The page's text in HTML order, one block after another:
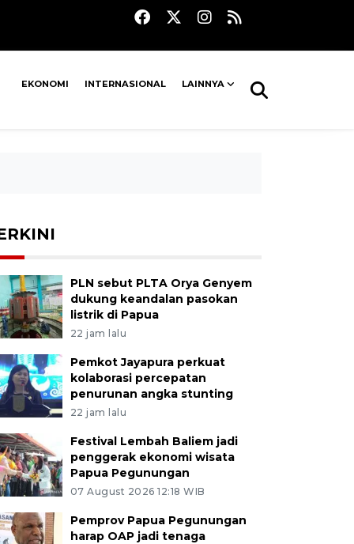
EKONOMI INTERNASIONAL LAINNYA
PLN sebut PLTA Orya Genyem
dukung keandalan pasokan
listrik di Papua
22 jam lalu
Pemkot Jayapura perkuat
kolaborasi percepatan
penurunan angka stunting
22 jam lalu
Festival Lembah Baliem jadi
penggerak ekonomi wisata
Papua Pegunungan
07 August 2026 12:18 WIB
Pemprov Papua Pegunungan
harap OAP jadi tenaga